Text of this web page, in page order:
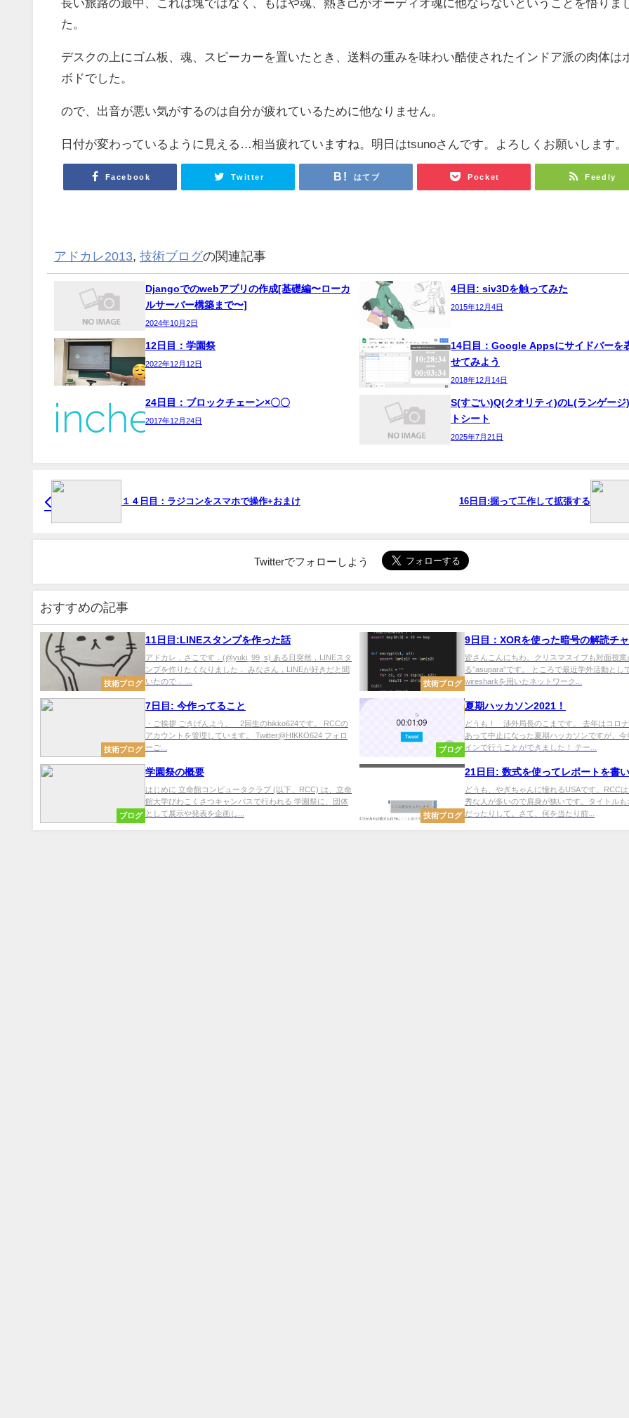
長い旅路の最中、これは塊ではなく、もはや魂、熱き己がオーディオ魂に他ならないということを悟りま
た。
デスクの上にゴム板、魂、スピーカーを置いたとき、送料の重みを味わい酷使されたインドア派の肉体は
ボドでした。
ので、出音が悪い気がするのは自分が疲れているために他なりません。
日付が変わっているように見える…相当疲れていますね。明日はtsunoさんです。よろしくお願いします。
Facebook Twitter はてブ Pocket Feedly
アドカレ2013, 技術ブログの関連記事
Djangoでのwebアプリの作成[基礎編〜ローカ
ルサーバー構築まで〜]
2024年10月2日
4日目: siv3Dを触ってみた
2015年12月4日
12日目：学園祭
2022年12月12日
14日目：Google Appsにサイドバーを
せてみよう
2018年12月14日
24日目：ブロックチェーン×〇〇
2017年12月24日
S(すごい)Q(クオリティ)のL(ランゲージ
トシート
2025年7月21日
１４日目：ラジコンをスマホで操作+おまけ 16日目:掘って工作して拡張する
Twitterでフォローしよう
おすすめの記事
技術ブログ
11日目:LINEスタンプを作った話
アドカレ，さこです．(@yuki_99_s) ある日突然，LINEスタ
ンプを作りたくなりました． みなさん，LINEが好きだと聞
いたので． ...
技術ブログ
9日目：XORを使った暗号の解読チ
皆さんこんにちわ。クリスマスイブも対面授業
る”asupara”です。 ところで最近学外活動とし
wiresharkを用いたネットワーク...
技術ブログ
7日目: 今作ってること
・ご挨拶 ごきげんよう、 2回生のhikko624です。 RCCの
アカウントを管理しています。 Twitter@HIKKO624 フォロ
ーご...
ブログ
夏期ハッカソン2021！
どうも！ 渉外局長のこまです。 去年はコロ
あって中止になった夏期ハッカソンですが、今
インで行うことができました！ テー...
ブログ
学園祭の概要
はじめに 立命館コンピュータクラブ (以下、RCC) は、立命
館大学びわこくさつキャンパスで行われる 学園祭に、団体
として展示や発表を企画し...
技術ブログ
21日目: 数式を使ってレポートを書
どうも、やぎちゃんに憧れるUSAです。RCC
秀な人が多いので肩身が狭いです。タイトルも
だったりして。さて、何を当たり前...